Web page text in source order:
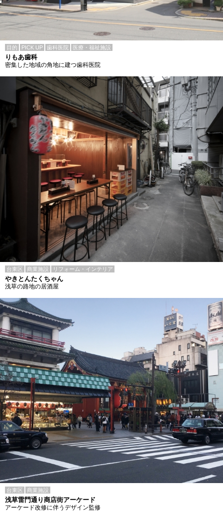
目的 PICK UP 歯科医院 医療・福祉施設
りもあ歯科
密集した地域の角地に建つ歯科医院
台東区 商業施設 リフォーム・インテリア
やきとんたくちゃん
浅草の路地の居酒屋
台東区 商業施設
浅草雷門通り商店街アーケード
アーケード改修に伴うデザイン監修